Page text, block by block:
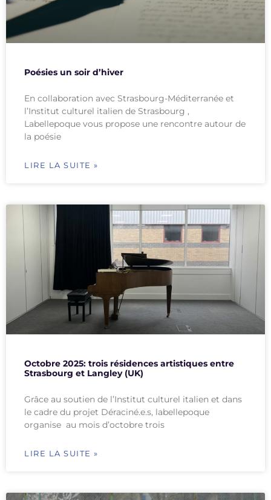
Poésies un soir d’hiver
En collaboration avec Strasbourg-Méditerranée et
l’Institut culturel italien de Strasbourg ,
Labellepoque vous propose une rencontre autour de
la poésie
LIRE LA SUITE »
Octobre 2025: trois résidences artistiques entre
Strasbourg et Langley (UK)
Grâce au soutien de l’Institut culturel italien et dans
le cadre du projet Déraciné.e.s, labellepoque
organise au mois d’octobre trois
LIRE LA SUITE »